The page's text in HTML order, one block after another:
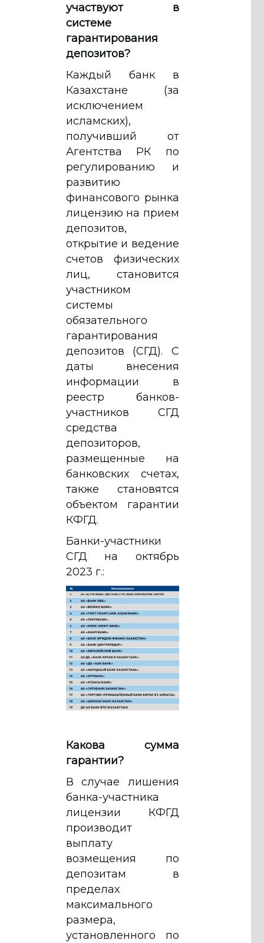
участвуют в
системе
гарантирования
депозитов?
Каждый банк в
Казахстане (за
исключением
исламских),
получивший от
Агентства РК по
регулированию и
развитию
финансового рынка
лицензию на прием
депозитов,
открытие и ведение
счетов физических
лиц, становится
участником
системы
обязательного
гарантирования
депозитов (СГД). С
даты внесения
информации в
реестр банков-
участников СГД
средства
депозиторов,
размещенные на
банковских счетах,
также становятся
объектом гарантии
КФГД.
Банки-участники
СГД на октябрь
2023 г.:
Какова сумма
гарантии?
В случае лишения
банка-участника
лицензии КФГД
производит
выплату
возмещения по
депозитам в
пределах
максимального
размера,
установленного по